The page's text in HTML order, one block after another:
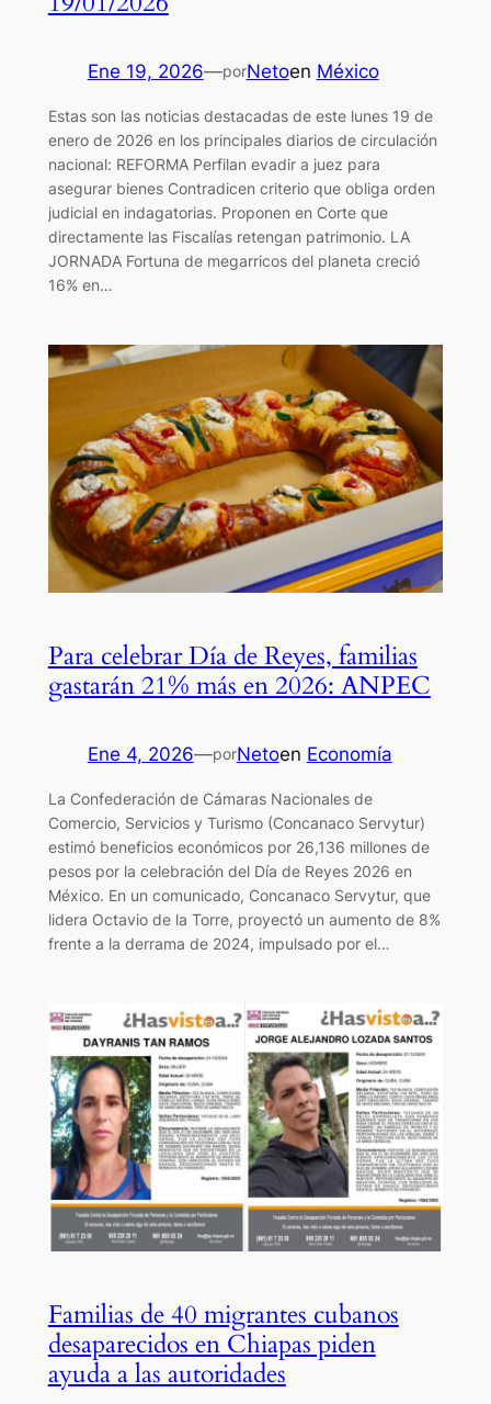
Ene 19, 2026—porNetoen México
Estas son las noticias destacadas de este lunes 19 de
enero de 2026 en los principales diarios de circulación
nacional: REFORMA Perfilan evadir a juez para
asegurar bienes Contradicen criterio que obliga orden
judicial en indagatorias. Proponen en Corte que
directamente las Fiscalías retengan patrimonio. LA
JORNADA Fortuna de megarricos del planeta creció
16% en…
Para celebrar Día de Reyes, familias
gastarán 21% más en 2026: ANPEC
Ene 4, 2026—porNetoen Economía
La Confederación de Cámaras Nacionales de
Comercio, Servicios y Turismo (Concanaco Servytur)
estimó beneficios económicos por 26,136 millones de
pesos por la celebración del Día de Reyes 2026 en
México. En un comunicado, Concanaco Servytur, que
lidera Octavio de la Torre, proyectó un aumento de 8%
frente a la derrama de 2024, impulsado por el…
Familias de 40 migrantes cubanos
desaparecidos en Chiapas piden
ayuda a las autoridades